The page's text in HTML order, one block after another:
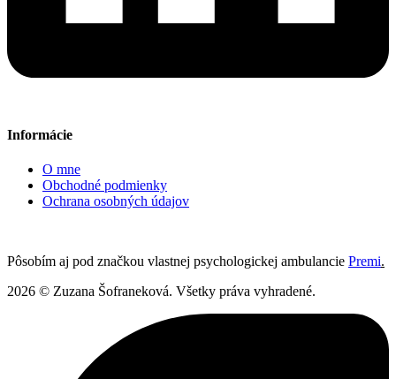
Informácie
O mne
Obchodné podmienky
Ochrana osobných údajov
Pôsobím aj pod značkou vlastnej psychologickej ambulancie Premi.
2026 © Zuzana Šofraneková. Všetky práva vyhradené.